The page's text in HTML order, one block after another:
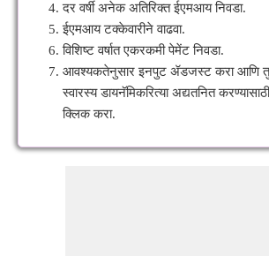
दर वर्षी अनेक अतिरिक्त ईएमआय निवडा.
ईएमआय टक्केवारीने वाढवा.
विशिष्ट वर्षात एकरकमी पेमेंट निवडा.
आवश्यकतेनुसार इनपुट ॲडजस्ट करा आणि
स्वारस्य डायनॅमिकरित्या अद्यतनित
क्लिक करा.